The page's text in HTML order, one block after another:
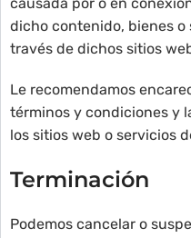
dicho contenido, bienes o
través de dichos sitios
Le recomendamos
términos y condiciones y
los sitios web o servicios
Terminación
Podemos cancelar o